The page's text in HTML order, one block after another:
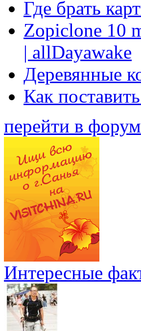
Где брать
Zopiclone 10
| allDayawake
Деревянные
Как
перейти в форум
Интересные